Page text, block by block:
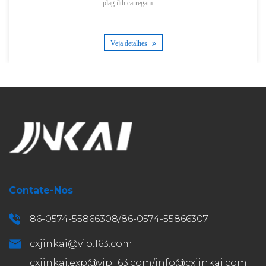
Contate-Nos
86-0574-55866308/86-0574-55866307
cxjinkai@vip.163.com
cxjinkai.exp@vip.163.com/info@cxjinkai.com